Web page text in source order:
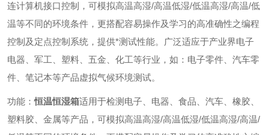
连计算机接口控制，可模拟高温高湿/高温低湿/低温高湿/高温/低
温等不同的环境条件，更搭配容易操作及学习的高准确性之编程
控制及定点控制系统，提供*测试性能。广泛适应于产业界电子
电器、军工、塑料、五金、化工等行业，如：电子零件、汽车零
件、笔记本等产品虚拟气候环境测试。
功能：恒温恒湿箱适用于检测电子、电器、食品、汽车、橡胶、
塑料胶、金属等产品，可模拟高温高湿/高温低湿/低温高湿/高温/